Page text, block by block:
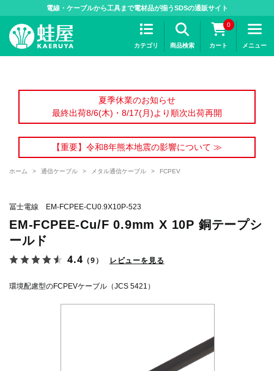
電線・ケーブルから工具まで電材品が揃うSDSの通販サイト
カテゴリ 商品検索
0
カート メニュー
夏季休業のお知らせ
最終出荷8/6(木)・8/17(月)より順次出荷再開
【重要】令和8年熊本地震の影響について ≫
ホーム > 通信ケーブル > メタル通信ケーブル > FCPEV
冨士電線 EM-FCPEE-CU0.9X10P-523
EM-FCPEE-Cu/F 0.9mm X 10P 銅テープシ
ールド
4.4 （9） レビューを見る
環境配慮型のFCPEVケーブル（JCS 5421）